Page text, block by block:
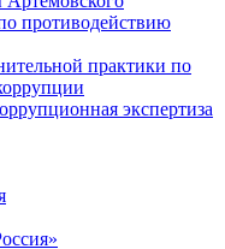
противодействию
практики по
экспертиза